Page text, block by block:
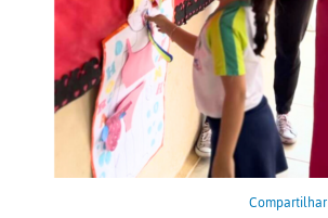
Compartilhar